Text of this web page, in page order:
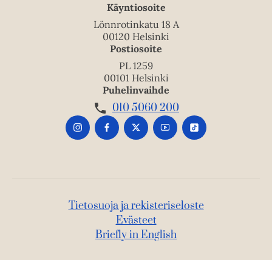
Käyntiosoite
Lönnrotinkatu 18 A
00120 Helsinki
Postiosoite
PL 1259
00101 Helsinki
Puhelinvaihde
010 5060 200
Tietosuoja ja rekisteriseloste
Evästeet
Briefly in English